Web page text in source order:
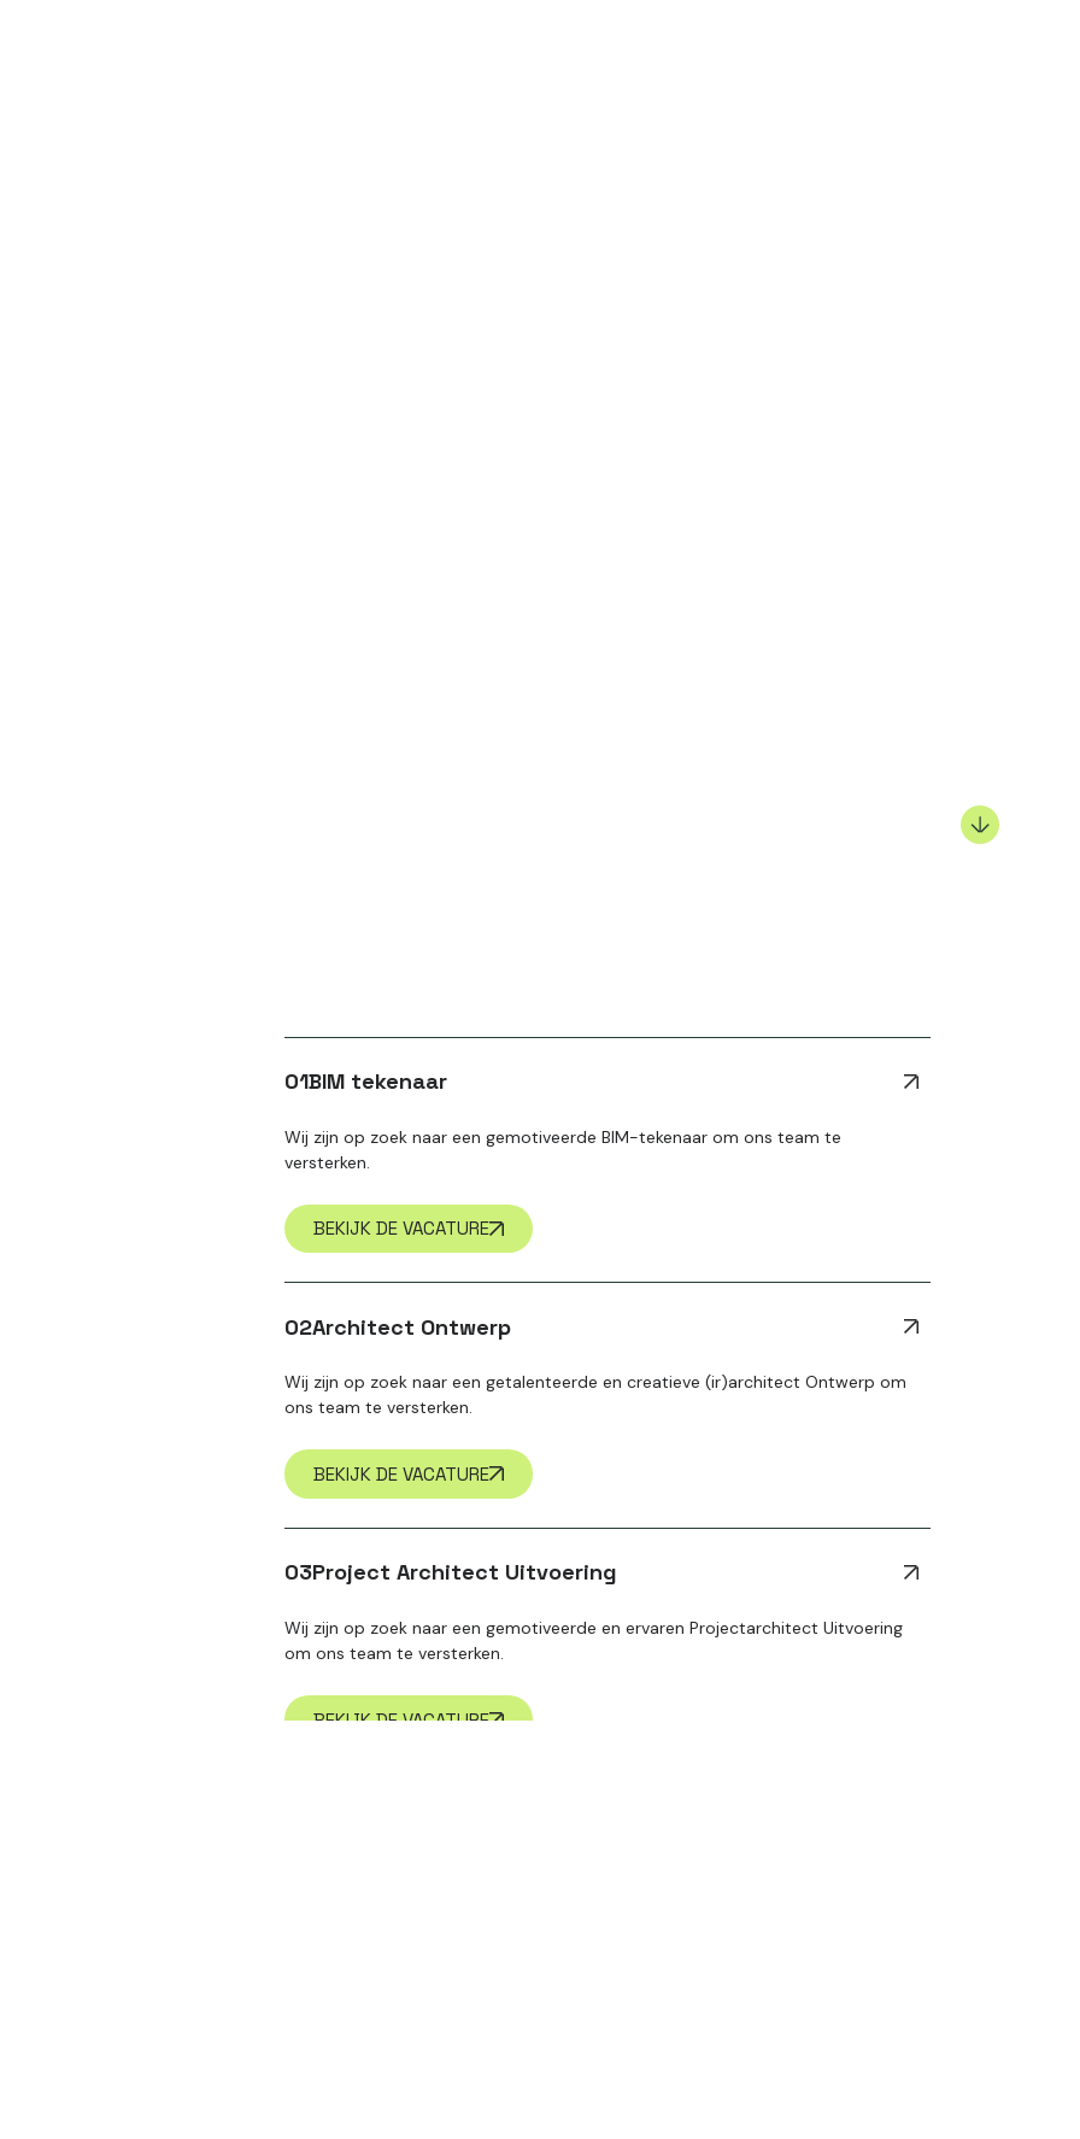
01BIM tekenaar
Wij zijn op zoek naar een gemotiveerde BIM-tekenaar om ons team te
versterken.
BEKIJK DE VACATURE
02Architect Ontwerp
Wij zijn op zoek naar een getalenteerde en creatieve (ir)architect Ontwerp om
ons team te versterken.
BEKIJK DE VACATURE
03Project Architect Uitvoering
Wij zijn op zoek naar een gemotiveerde en ervaren Projectarchitect Uitvoering
om ons team te versterken.
BEKIJK DE VACATURE